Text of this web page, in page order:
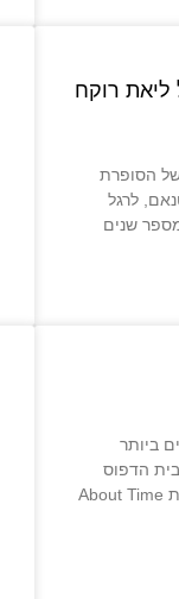
רוקח
של הסופרת
לרגל
שנים
ביותר
הדפוס
ביחד עם תמיר ליפין, הבעלים של חברת About Time